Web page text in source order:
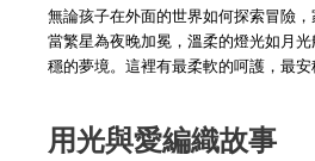
無論孩子在外面的世界如何探索冒險，
當繁星為夜晚加冕，溫柔的燈光如月
穩的夢境。這裡有最柔軟的呵護，最安
用光與愛編織故事